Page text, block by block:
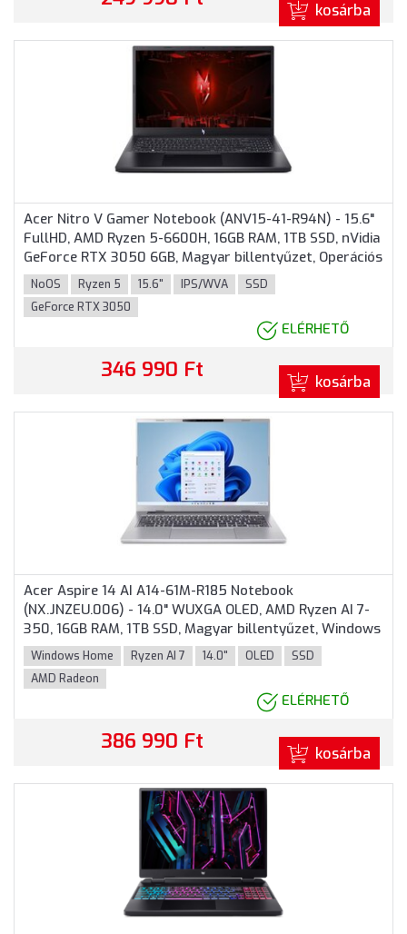
kosárba
Acer Nitro V Gamer Notebook (ANV15-41-R94N) - 15.6"
FullHD, AMD Ryzen 5-6600H, 16GB RAM, 1TB SSD, nVidia
GeForce RTX 3050 6GB, Magyar billentyűzet, Operációs
rendszer nélkül, 3 év garancia, Fekete színben
NoOS Ryzen 5 15.6" IPS/WVA
SSD
GeForce RTX 3050
ELÉRHETŐ
346 990 Ft kosárba
Acer Aspire 14 AI A14-61M-R185 Notebook
(NX.JNZEU.006) - 14.0" WUXGA OLED, AMD Ryzen AI 7-
350, 16GB RAM, 1TB SSD, Magyar billentyűzet, Windows
11 Home, 3 év garancia, Szürke színben
Windows Home Ryzen AI 7 14.0" OLED
SSD
AMD Radeon
ELÉRHETŐ
386 990 Ft kosárba